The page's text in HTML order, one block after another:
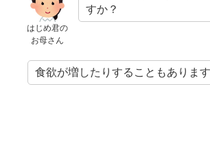
はじめ君の
お母さん
すか？
食欲が増したりすることもあります